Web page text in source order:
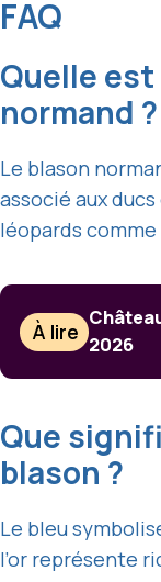
FAQ
Quelle est
normand ?
Le blason
associé aux
léopards
À lire 2026
Que
blason ?
Le bleu
l’or représente